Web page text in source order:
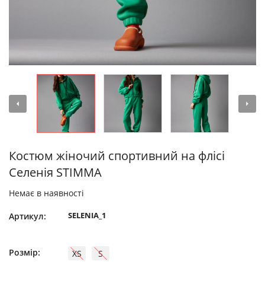
Костюм жіночий спортивний на флісі
Селенія STIMMA
Немає в наявності
Артикул: SELENIA_1
Розмір: XS S